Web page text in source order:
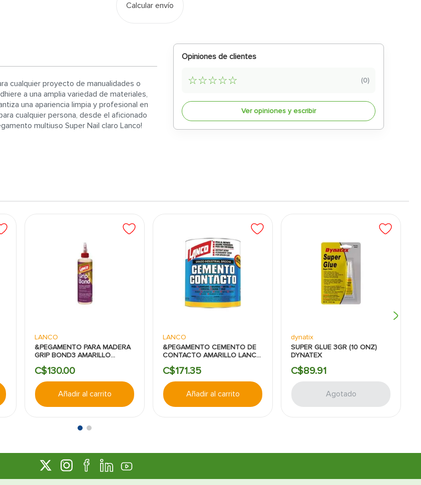
Calcular envío
cualquier proyecto de manualidades o
a una amplia variedad de materiales,
una apariencia limpia y profesional en
cualquier persona, desde el aficionado
multiuso Super Nail claro Lanco!
Opiniones de clientes
☆☆☆☆☆ (0)
Ver opiniones y escribir
LANCO
&PEGAMENTO PARA MADERA
GRIP BOND3 AMARILLO
C$130.00
Añadir al carrito
LANCO
&PEGAMENTO CEMENTO DE
CONTACTO AMARILLO LANCO
C$171.35
Añadir al carrito
dynatix
SUPER GLUE 3GR (10 ONZ)
DYNATEX
C$89.91
Agotado